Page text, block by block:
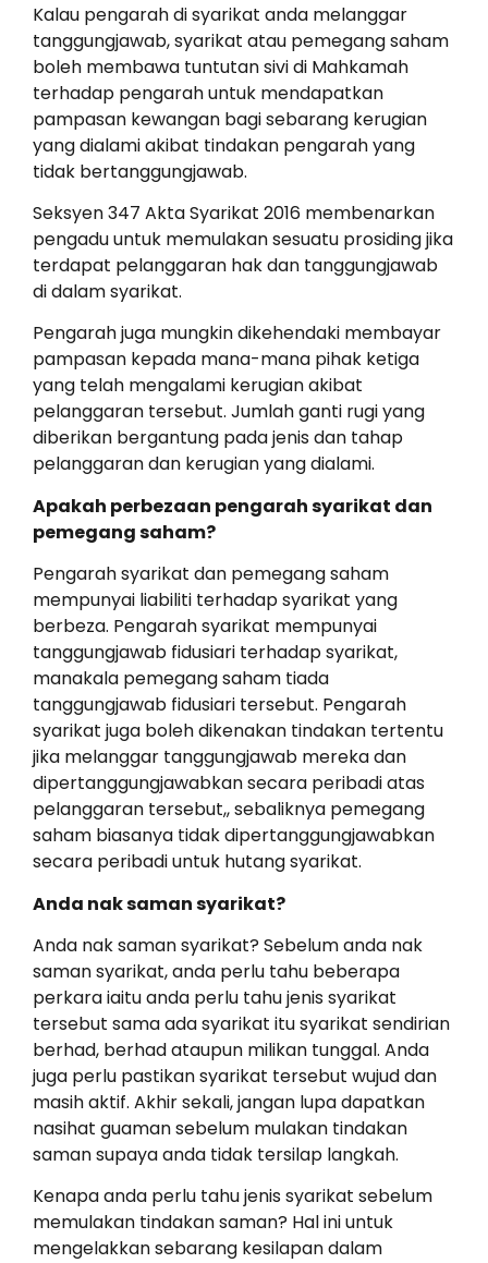
Kalau pengarah di syarikat anda melanggar
tanggungjawab, syarikat atau pemegang saham
boleh membawa tuntutan sivi di Mahkamah
terhadap pengarah untuk mendapatkan
pampasan kewangan bagi sebarang kerugian
yang dialami akibat tindakan pengarah yang
tidak bertanggungjawab.
Seksyen 347 Akta Syarikat 2016 membenarkan
pengadu untuk memulakan sesuatu prosiding jika
terdapat pelanggaran hak dan tanggungjawab
di dalam syarikat.
Pengarah juga mungkin dikehendaki membayar
pampasan kepada mana-mana pihak ketiga
yang telah mengalami kerugian akibat
pelanggaran tersebut. Jumlah ganti rugi yang
diberikan bergantung pada jenis dan tahap
pelanggaran dan kerugian yang dialami.
Apakah perbezaan pengarah syarikat dan
pemegang saham?
Pengarah syarikat dan pemegang saham
mempunyai liabiliti terhadap syarikat yang
berbeza. Pengarah syarikat mempunyai
tanggungjawab fidusiari terhadap syarikat,
manakala pemegang saham tiada
tanggungjawab fidusiari tersebut. Pengarah
syarikat juga boleh dikenakan tindakan tertentu
jika melanggar tanggungjawab mereka dan
dipertanggungjawabkan secara peribadi atas
pelanggaran tersebut,, sebaliknya pemegang
saham biasanya tidak dipertanggungjawabkan
secara peribadi untuk hutang syarikat.
Anda nak saman syarikat?
Anda nak saman syarikat? Sebelum anda nak
saman syarikat, anda perlu tahu beberapa
perkara iaitu anda perlu tahu jenis syarikat
tersebut sama ada syarikat itu syarikat sendirian
berhad, berhad ataupun milikan tunggal. Anda
juga perlu pastikan syarikat tersebut wujud dan
masih aktif. Akhir sekali, jangan lupa dapatkan
nasihat guaman sebelum mulakan tindakan
saman supaya anda tidak tersilap langkah.
Kenapa anda perlu tahu jenis syarikat sebelum
memulakan tindakan saman? Hal ini untuk
mengelakkan sebarang kesilapan dalam